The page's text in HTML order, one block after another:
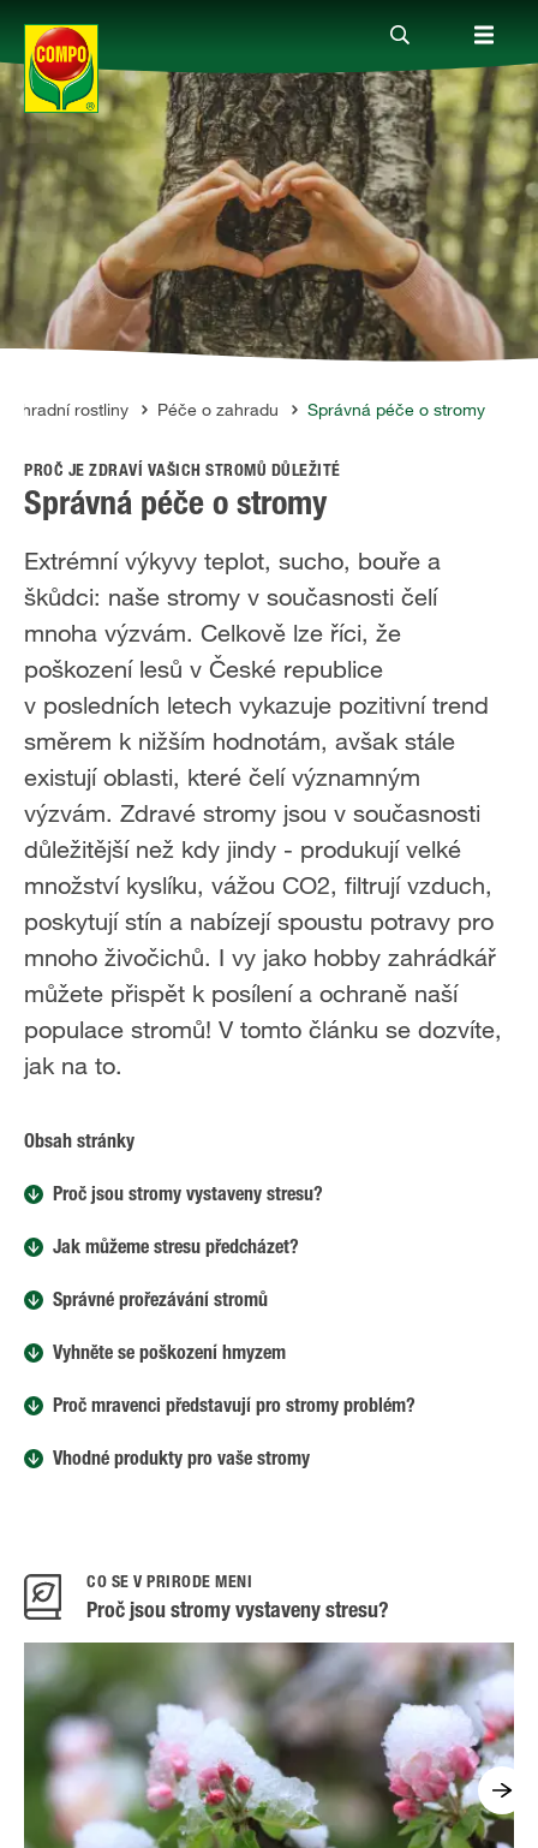
Produkty
Rady a tipy
Témata
Kde koupit
Společnost
rostliny Péče o zahradu Správná péče o stromy
PROČ JE ZDRAVÍ VAŠICH STROMŮ DŮLEŽITÉ
Správná péče o stromy
Extrémní výkyvy teplot, sucho, bouře a
škůdci: naše stromy v současnosti čelí
mnoha výzvám. Celkově lze říci, že
poškození lesů v České republice
v posledních letech vykazuje pozitivní trend
směrem k nižším hodnotám, avšak stále
existují oblasti, které čelí významným
výzvám. Zdravé stromy jsou v současnosti
důležitější než kdy jindy - produkují velké
množství kyslíku, vážou CO2, filtrují vzduch,
poskytují stín a nabízejí spoustu potravy pro
mnoho živočichů. I vy jako hobby zahrádkář
můžete přispět k posílení a ochraně naší
populace stromů! V tomto článku se dozvíte,
jak na to.
Obsah stránky
Proč jsou stromy vystaveny stresu?
Jak můžeme stresu předcházet?
Správné prořezávání stromů
Vyhněte se poškození hmyzem
Proč mravenci představují pro stromy problém?
Vhodné produkty pro vaše stromy
CO SE V PŘÍRODĚ MĚNÍ
Proč jsou stromy vystaveny stresu?